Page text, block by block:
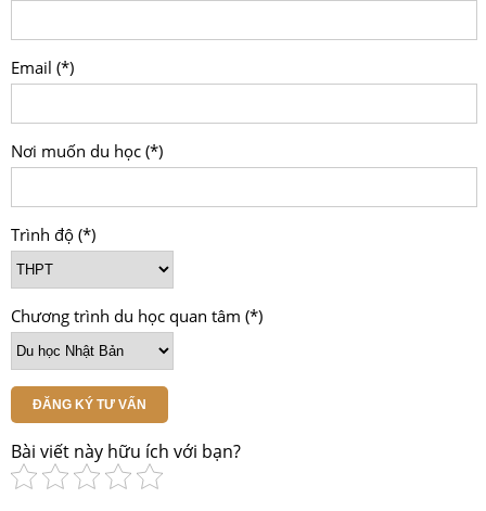
Email (*)
Nơi muốn du học (*)
Trình độ (*)
Chương trình du học quan tâm (*)
ĐĂNG KÝ TƯ VẤN
Bài viết này hữu ích với bạn?